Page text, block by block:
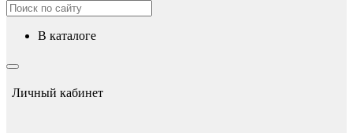
в каталоге
Личный кабинет